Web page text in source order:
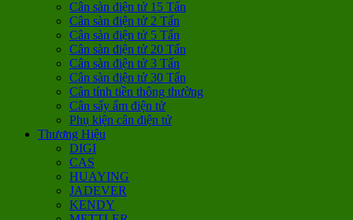
Cân sàn điện tử 15 Tấn
Cân sàn điện tử 2 Tấn
Cân sàn điện tử 5 Tấn
Cân sàn điện tử 20 Tấn
Cân sàn điện tử 3 Tấn
Cân sàn điện tử 30 Tấn
Cân tính tiền thông thường
Cân sấy ẩm điện tử
Phụ kiện cân điện tử
Thương Hiệu
DIGI
CAS
HUAYING
JADEVER
KENDY